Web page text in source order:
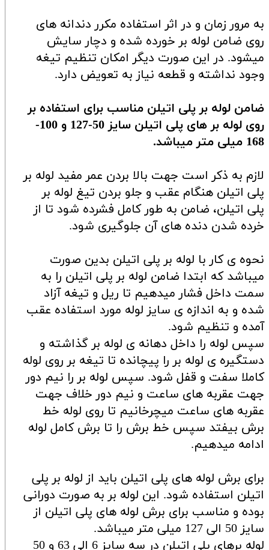
به مرور زمان و در اثر استفاده مکرر دندانه های
روی ضامن لوله بر خورده شده و دچار سایش
میشود. در این صورت دیگر امکان تنظیم تیغه
وجود نداشته و قطعه نیاز به تعویض دارد.
ضامن لوله بر پلی اتیلن مناسب برای استفاده بر
روی لوله بر های پلی اتیلن سایز 50-127 و 100-
168 میلی متر میباشد.
لازم به ذکر است جهت بالا بردن عمر مفید لوله بر
پلی اتیلن هنگام عقب و جلو بردن تیغ لوله بر
پلی اتیلن، ضامن به طور کامل فشرده شود تا از
خرده شدن دنده های آن جلوگیری شود.
نحوه ی کار با لوله بر پلی اتیلن بدین صورت
میباشد که ابتدا ضامن لوله بر پلی اتیلن را به
سمت داخل فشار میدهیم تا ریل و تیغه آزاد
شده و به اندازه ی سایز لوله مورد استفاده عقب
آمده و تنظیم شود.
سپس لوله را داخل دهانه ی لوله بر گذاشته و
دستگیره ی لوله بر را پیچانده تا تیغه بر روی لوله
کاملا سفت و قفل شود. سپس لوله بر را نیم دور
جهت عقربه های ساعت و نیم دور خلاف جهت
عقربه های ساعت میچرخانیم تا روی لوله خط
برش بیفتد سپس خط برش را تا برش کامل لوله
ادامه میدهیم.
برای برش لوله های پلی اتیلن باید از لوله بر پلی
اتیلن استفاده شود. این لوله بر به صورت دورانی
بوده و مناسب برای برش لوله های پلی اتیلن از
سایز 50 الی 127 میلی متر میباشد.
لوله برهای پلی اتیلن در سه سایز 6 الی 63 و 50